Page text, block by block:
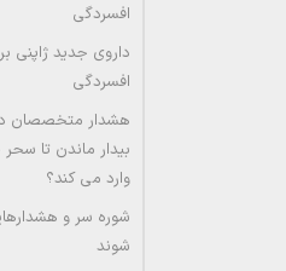
افسردگی
داروی جدید ژاپنی
افسردگی
هشدار متخصصان
بیدار ماندن تا
وارد می کند؟
شوره سر و
شوند